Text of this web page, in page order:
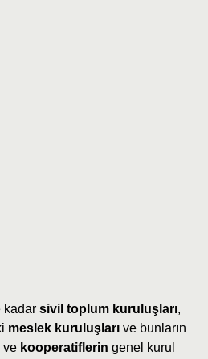
kadar sivil toplum kuruluşları,
meslek kuruluşları ve bunların
ve kooperatiflerin genel kurul